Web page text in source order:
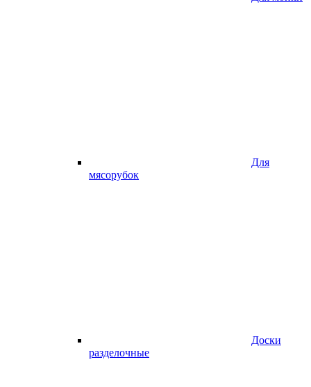
Для
мясорубок
Доски
разделочные